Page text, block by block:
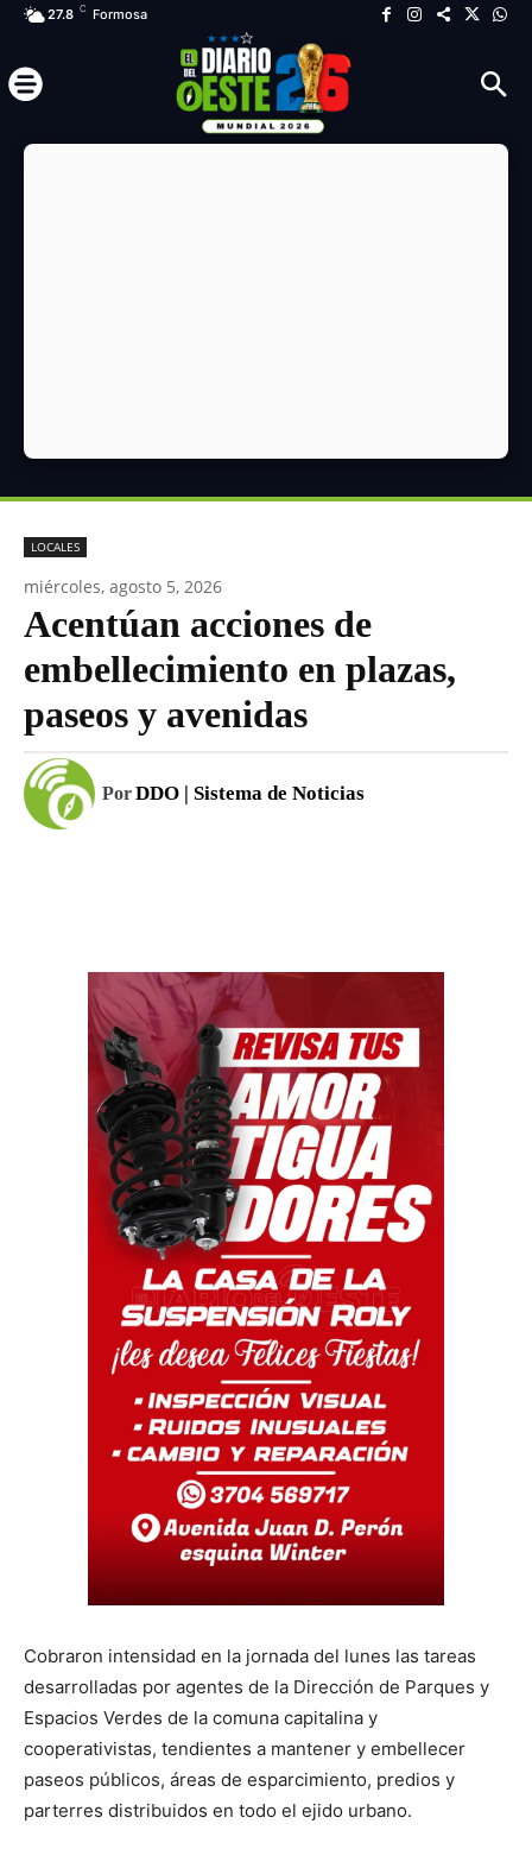
27.8 C Formosa
LOCALES
miércoles, agosto 5, 2026
Acentúan acciones de
embellecimiento en plazas,
paseos y avenidas
PorDDO | Sistema de Noticias
Cobraron intensidad en la jornada del lunes las tareas
desarrolladas por agentes de la Dirección de Parques y
Espacios Verdes de la comuna capitalina y
cooperativistas, tendientes a mantener y embellecer
paseos públicos, áreas de esparcimiento, predios y
parterres distribuidos en todo el ejido urbano.